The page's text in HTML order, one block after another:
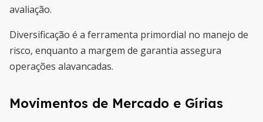
avaliação.
Diversificação é a ferramenta primordial no manejo de
risco, enquanto a margem de garantia assegura
operações alavancadas.
Movimentos de Mercado e Gírias